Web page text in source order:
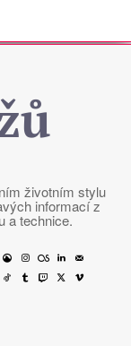
životním stylu
informací z
a technice.